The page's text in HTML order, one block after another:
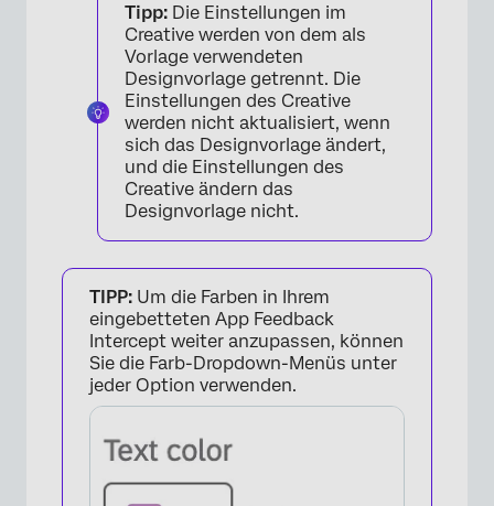
×
Tipp: Die Einstellungen im
Creative werden von dem als
Vorlage verwendeten
Designvorlage getrennt. Die
Einstellungen des Creative
werden nicht aktualisiert, wenn
sich das Designvorlage ändert,
und die Einstellungen des
Creative ändern das
Designvorlage nicht.
TIPP: Um die Farben in Ihrem
eingebetteten App Feedback
Intercept weiter anzupassen, können
Sie die Farb-Dropdown-Menüs unter
jeder Option verwenden.